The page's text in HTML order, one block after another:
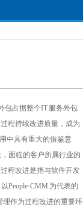
包占据整个IT 服务外包
程持续改进质量，成为
中具有重大的借鉴意
面临的客户所属行业的
程改进是指与软件开发
People-CMM 为代表的
理作为过程改进的重要环